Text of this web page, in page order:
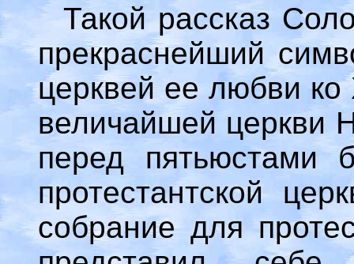
Такой рассказ
прекраснейший
церквей ее любви ко
величайшей церкви
перед пятьюстами
протестантской
собрание для